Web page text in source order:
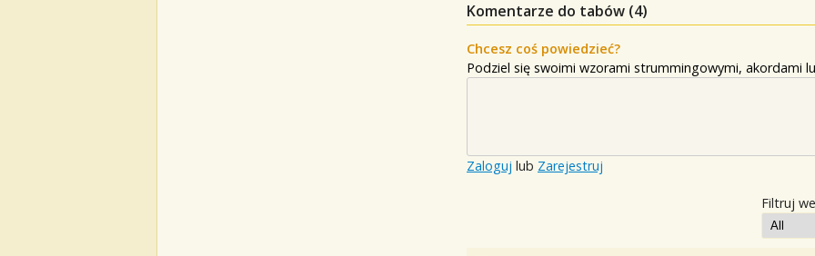
Komentarze do tabów (4)
Chcesz coś powiedzieć?
Podziel się swoimi wzorami strummingowymi, akordami
Zaloguj lub Zarejestruj
Filtruj